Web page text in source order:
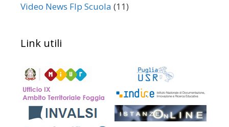
Video News Flp Scuola (11)
Link utili